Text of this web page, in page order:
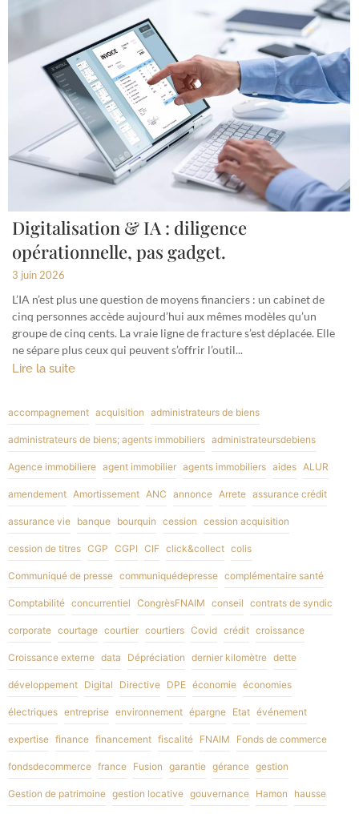
Digitalisation & IA : diligence
opérationnelle, pas gadget.
3 juin 2026
L’IA n’est plus une question de moyens financiers : un cabinet de
cinq personnes accède aujourd’hui aux mêmes modèles qu’un
groupe de cinq cents. La vraie ligne de fracture s’est déplacée. Elle
ne sépare plus ceux qui peuvent s’offrir l’outil...
Lire la suite
accompagnement acquisition administrateurs de biens
administrateurs de biens; agents immobiliers administrateursdebiens
Agence immobiliere agent immobilier agents immobiliers aides ALUR
amendement Amortissement ANC annonce Arrete assurance crédit
assurance vie banque bourquin cession cession acquisition
cession de titres CGP CGPI CIF click&collect colis
Communiqué de presse communiquédepresse complémentaire santé
Comptabilité concurrentiel CongrèsFNAIM conseil contrats de syndic
corporate courtage courtier courtiers Covid crédit croissance
Croissance externe data Dépréciation dernier kilomètre dette
développement Digital Directive DPE économie économies
électriques entreprise environnement épargne Etat événement
expertise finance financement fiscalité FNAIM Fonds de commerce
fondsdecommerce france Fusion garantie gérance gestion
Gestion de patrimoine gestion locative gouvernance Hamon hausse